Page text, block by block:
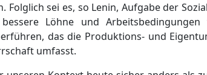
Folglich sei es, so Lenin, Aufgabe der
Löhne und Arbeitsbedingungen
das die Produktions- und
umfasst.